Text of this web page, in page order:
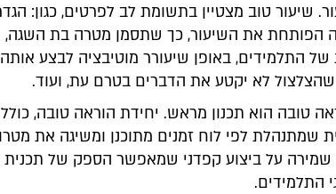
שיעור טוב מצטיין בתשומת לב לפרטים, כגון:
הפותחת את השיעור, כך שתסמן מטרה בת השגה,
התלמידים, באופן שיעורר מוטיבציה לבצע אותה
שהצלצול לא יקטע את הדברים בטרם עת, ועוד.
טובה הוא תכנון מראש. יחידת הוראה טובה,
שמתנהלת לפי לוח זמנים מתוכנן ומשיגה את
שמירה על ביצוע קפדני שמאפשר הספק של תכנית
התלמידים.